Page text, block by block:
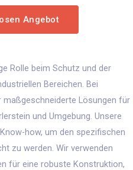
Angebot
Rolle beim Schutz und der
Bereichen. Bei
Lösungen für
und Umgebung. Unsere
how, um den spezifischen
zu werden. Wir verwenden
für eine robuste Konstruktion,